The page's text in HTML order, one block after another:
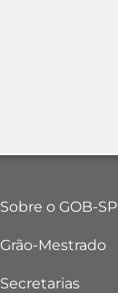
Sobre o GOB-SP
Grão-Mestrado
Secretarias